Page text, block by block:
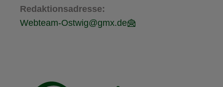
Redaktionsadresse:
Webteam-Ostwig@gmx.de